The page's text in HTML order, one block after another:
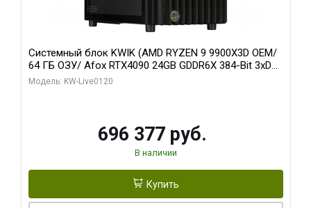
Системный блок KWIK (AMD RYZEN 9 9900X3D OEM/
64 ГБ ОЗУ/ Afox RTX4090 24GB GDDR6X 384-Bit 3xDP
HDMI ATX Turbo/ 1 ТБ SSD)
Модель: KW-Live0120
696 377 руб.
В наличии
Купить